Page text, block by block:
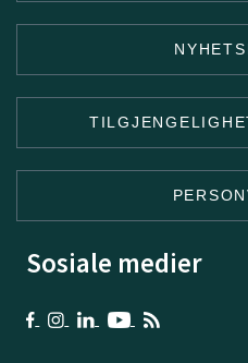
Sosiale medier